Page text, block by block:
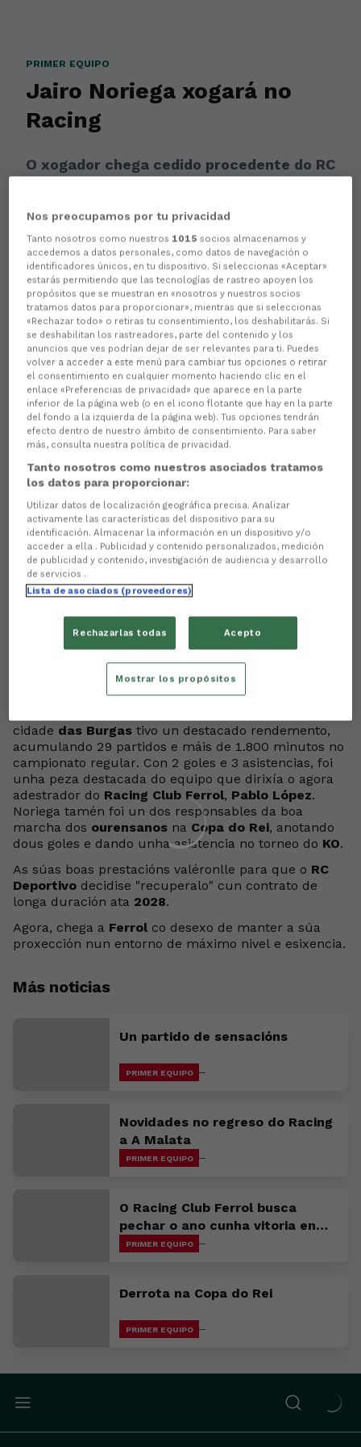
PRIMER EQUIPO
Jairo Noriega xogará no
Racing
O xogador chega cedido procedente do RC
There are no reactions yet. Be the first!
Jairo Noriega (A Coruña, 2003) xogará noRacing
Club Ferrola próxima tempada en calidade de
cedido. O futbolista chega procedente doReal Club
Deportivo de A Coruña, co que chegamos a un
acordo para que o mozo centrocampista vexa os
nosos colores nos próximos meses.
Noriega, que se formou nas categorías de base do
club herculino, formou parte
dúas tempadas da
plantilla doFabril, co que competiu enSegunda
. Con 26 partidos, 2 goles e 2 asistencias,
atopou a regularidade e proxección necesarias para
dar o salto, a pasada tempada, áPrimeira
cidade das Burgas tivo un destacado rendemento,
acumulando 29 partidos e máis de 1.800 minutos no
campionato regular. Con 2 goles e 3 asistencias, foi
unha peza destacada do equipo que dirixía o agora
adestrador do Racing Club Ferrol, Pablo López.
Noriega tamén foi un dos responsables da boa
marcha dos ourensanos na Copa do Rei, anotando
dous goles e dando unha asistencia no torneo do KO.
As súas boas prestacións valéronlle para que o RC
Deportivo decidise "recuperalo" cun contrato de
longa duración ata 2028.
Agora, chega a Ferrol co desexo de manter a súa
proxección nun entorno de máximo nivel e esixencia.
Más noticias
Un partido de sensacións
PRIMER EQUIPO
Novidades no regreso do Racing
a A Malata
PRIMER EQUIPO
O Racing Club Ferrol busca
pechar o ano cunha vitoria en
Avilés
PRIMER EQUIPO
Derrota na Copa do Rei
PRIMER EQUIPO
Nos preocupamos por tu privacidad
Tanto nosotros como nuestros 1015 socios almacenamos y
accedemos a datos personales, como datos de navegación o
identificadores únicos, en tu dispositivo. Si seleccionas «Aceptar»
estarás permitiendo que las tecnologías de rastreo apoyen los
propósitos que se muestran en «nosotros y nuestros socios
tratamos datos para proporcionar», mientras que si seleccionas
«Rechazar todo» o retiras tu consentimiento, los deshabilitarás. Si
se deshabilitan los rastreadores, parte del contenido y los
anuncios que ves podrían dejar de ser relevantes para ti. Puedes
volver a acceder a este menú para cambiar tus opciones o retirar
el consentimiento en cualquier momento haciendo clic en el
enlace «Preferencias de privacidad» que aparece en la parte
inferior de la página web (o en el icono flotante que hay en la parte
del fondo a la izquierda de la página web). Tus opciones tendrán
efecto dentro de nuestro ámbito de consentimiento. Para saber
más, consulta nuestra política de privacidad.
Tanto nosotros como nuestros asociados tratamos
los datos para proporcionar:
Utilizar datos de localización geográfica precisa. Analizar
activamente las características del dispositivo para su
identificación. Almacenar la información en un dispositivo y/o
acceder a ella . Publicidad y contenido personalizados, medición
de publicidad y contenido, investigación de audiencia y desarrollo
de servicios .
Lista de asociados (proveedores)
Rechazarlas todas Acepto
Mostrar los propósitos